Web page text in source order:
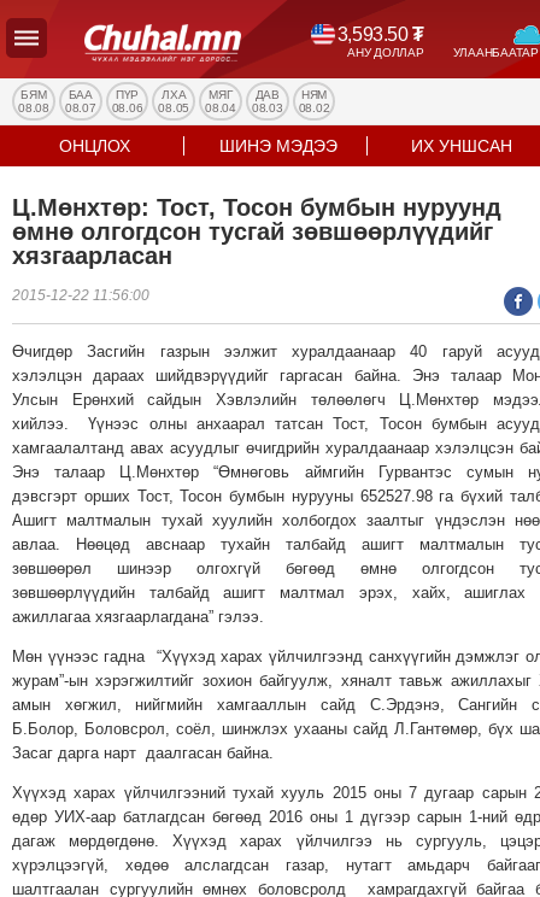
3,593.50₮
АНУ ДОЛЛАР
УЛС
ТӨР
НИЙГЭМ
ЭРҮҮЛ
МЭНД
ENTERTAINMENT
ДЭЛХИЙН
МЭДЭЭ
МЭДЭЭ
НИЙСЛЭЛ
МЭДЭХҮЙ
ТЕХНОЛОГИ
ҮЙЛДВЭРИЙН
ЭРГЭН
ТОЙРОНД
ХАВРЫН
ЧУУЛГАНЫ
ЭРГЭН
ТОЙРОНД
"ОУВС"-
БЯМ
08.08
БАА
08.07
ПҮР
08.06
ЛХА
08.05
МЯГ
08.04
ДАВ
08.03
НЯМ
08.02
ОНЦЛОХ ШИНЭ МЭДЭЭ ИХ УНШСАН
Ц.Мөнхтөр: Тост, Тосон бумбын нуруунд
өмнө олгогдсон тусгай зөвшөөрлүүдийг
хязгаарласан
2015-12-22 11:56:00
Өчигдөр Засгийн газрын ээлжит хуралдаанаар 40 гаруй
хэлэлцэн дараах шийдвэрүүдийг гаргасан байна. Энэ талаар
Улсын Ерөнхий сайдын Хэвлэлийн төлөөлөгч Ц.Мөнхтөр
хийлээ. Үүнээс олны анхаарал татсан Тост, Тосон бумбын
хамгаалалтанд авах асуудлыг өчигдрийн хуралдаанаар хэлэлцсэн
Энэ талаар Ц.Мөнхтөр “Өмнөговь аймгийн Гурвантэс сумын
дэвсгэрт орших Тост, Тосон бумбын нурууны 652527.98 га бүхий
Ашигт малтмалын тухай хуулийн холбогдох заалтыг үндэслэн
авлаа. Нөөцөд авснаар тухайн талбайд ашигт малтмалын
зөвшөөрөл шинээр олгохгүй бөгөөд өмнө олгогдсон
зөвшөөрлүүдийн талбайд ашигт малтмал эрэх, хайх, ашиглах
ажиллагаа хязгаарлагдана” гэлээ.
Мөн үүнээс гадна “Хүүхэд харах үйлчилгээнд санхүүгийн дэмжлэг
журам”-ын хэрэгжилтийг зохион байгуулж, хяналт тавьж ажиллахыг
амын хөгжил, нийгмийн хамгааллын сайд С.Эрдэнэ, Сангийн
Б.Болор, Боловсрол, соёл, шинжлэх ухааны сайд Л.Гантөмөр, бүх
Засаг дарга нарт даалгасан байна.
Хүүхэд харах үйлчилгээний тухай хууль 2015 оны 7 дугаар сарын
өдөр УИХ-аар батлагдсан бөгөөд 2016 оны 1 дүгээр сарын 1-ний
дагаж мөрдөгдөнө. Хүүхэд харах үйлчилгээ нь сургууль,
хүрэлцээгүй, хөдөө алслагдсан газар, нутагт амьдарч
шалтгаалан сургуулийн өмнөх боловсролд хамрагдахгүй байгаа